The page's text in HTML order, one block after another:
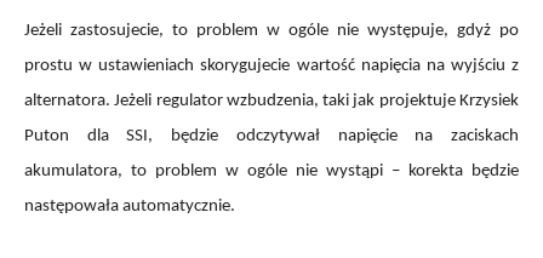
Jeżeli zastosujecie, to problem w ogóle nie występuje, gdyż po
prostu w ustawieniach skorygujecie wartość napięcia na wyjściu z
alternatora. Jeżeli regulator wzbudzenia, taki jak projektuje Krzysiek
Puton dla SSI, będzie odczytywał napięcie na zaciskach
akumulatora, to problem w ogóle nie wystąpi – korekta będzie
następowała automatycznie.